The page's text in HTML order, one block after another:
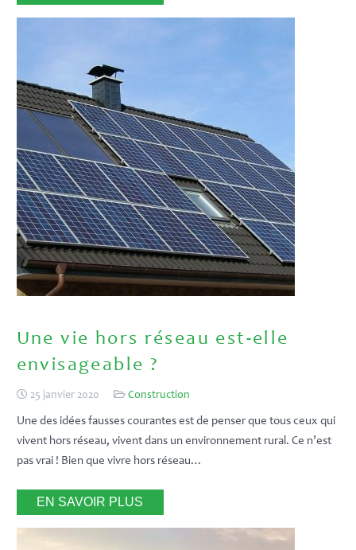
Une vie hors réseau est-elle
envisageable ?
25 janvier 2020 Construction
Une des idées fausses courantes est de penser que tous ceux qui
vivent hors réseau, vivent dans un environnement rural. Ce n’est
pas vrai ! Bien que vivre hors réseau…
EN SAVOIR PLUS